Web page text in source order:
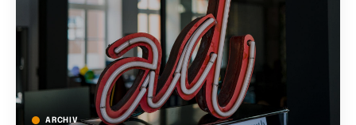
ARCHIV